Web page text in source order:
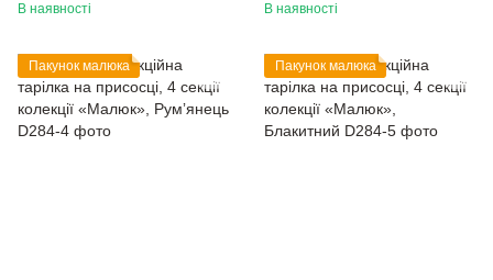
В наявності В наявності
Пакунок малюка Пакунок малюка